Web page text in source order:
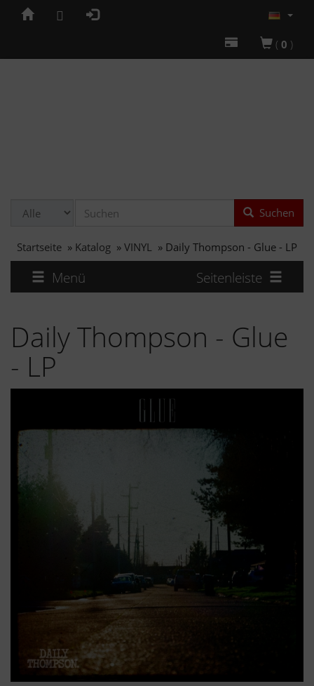
( 0 )
Suchen
Startseite » Katalog » VINYL » Daily Thompson - Glue - LP
Menü Seitenleiste
Daily Thompson - Glue
- LP